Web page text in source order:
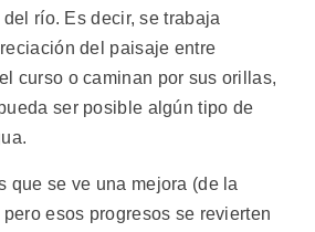
río. Es decir, se trabaja
del paisaje entre
curso o caminan por sus orillas,
ser posible algún tipo de
que se ve una mejora (de la
esos progresos se revierten